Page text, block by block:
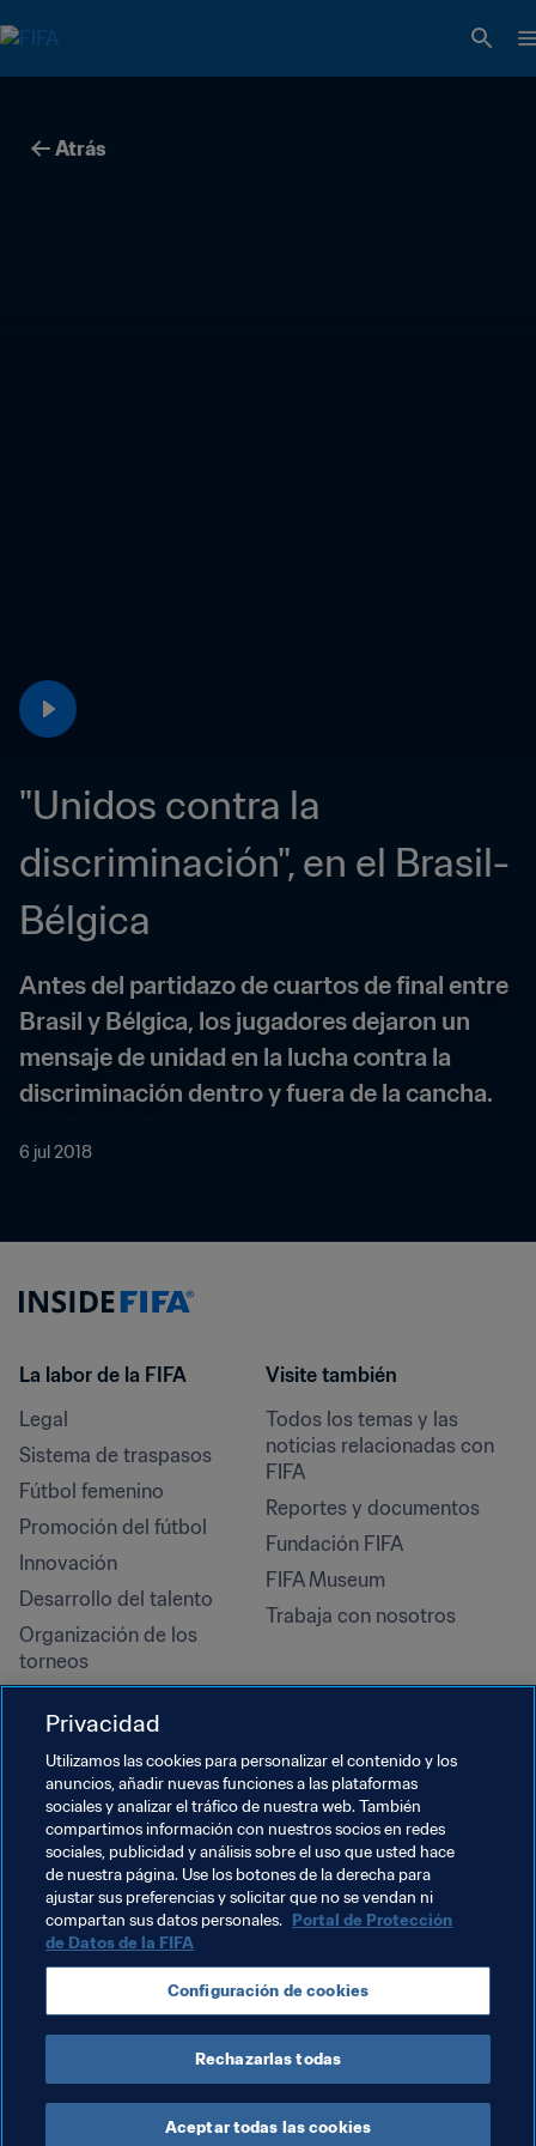
Atrás
"Unidos contra la
discriminación", en el Brasil-
Bélgica
Antes del partidazo de cuartos de final entre
Brasil y Bélgica, los jugadores dejaron un
mensaje de unidad en la lucha contra la
discriminación dentro y fuera de la cancha.
6 jul 2018
La labor de la FIFA
Legal
Sistema de traspasos
Fútbol femenino
Promoción del fútbol
Innovación
Desarrollo del talento
Organización de los
torneos
Derechos humanos y lucha
contra la discriminación
Salud y atención médica
Iniciativas educativas
Visite también
Todos los temas y las
noticias relacionadas con
FIFA
Reportes y documentos
Fundación FIFA
FIFA Museum
Trabaja con nosotros
TÉRMINOS DE SERVICIO
PORTAL DE PROTECCIÓN DE DATOS DE LA FIFA
DESCÁRGALO
CONFIGURACIÓN DE COOKIES
Copyright © 1994 - 2025 FIFA. Reservados todos los derechos.
Privacidad
Utilizamos las cookies para personalizar el contenido y los
anuncios, añadir nuevas funciones a las plataformas
sociales y analizar el tráfico de nuestra web. También
compartimos información con nuestros socios en redes
sociales, publicidad y análisis sobre el uso que usted hace
de nuestra página. Use los botones de la derecha para
ajustar sus preferencias y solicitar que no se vendan ni
compartan sus datos personales. Portal de Protección
de Datos de la FIFA
Configuración de cookies
Rechazarlas todas
Aceptar todas las cookies